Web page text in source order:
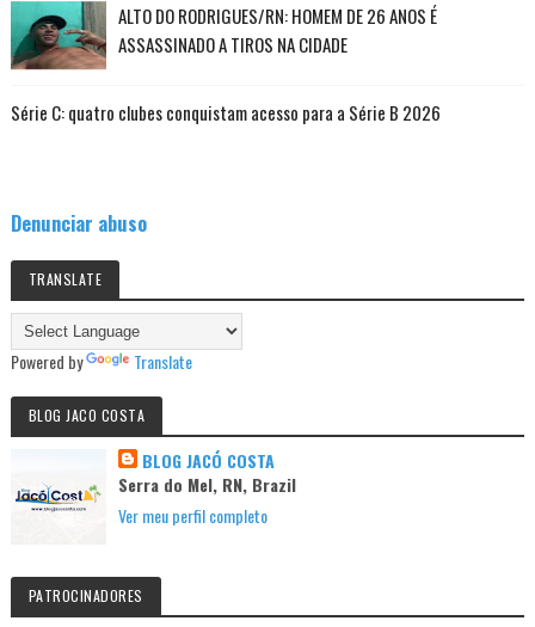
ALTO DO RODRIGUES/RN: HOMEM DE 26 ANOS É
ASSASSINADO A TIROS NA CIDADE
Série C: quatro clubes conquistam acesso para a Série B 2026
Denunciar abuso
TRANSLATE
Powered by Translate
BLOG JACO COSTA
BLOG JACÓ COSTA
Serra do Mel, RN, Brazil
Ver meu perfil completo
PATROCINADORES